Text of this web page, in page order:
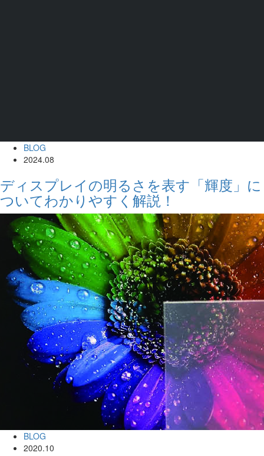
BLOG
2024.08
ディスプレイの明るさを表す「輝度」に
ついてわかりやすく解説！
BLOG
2020.10